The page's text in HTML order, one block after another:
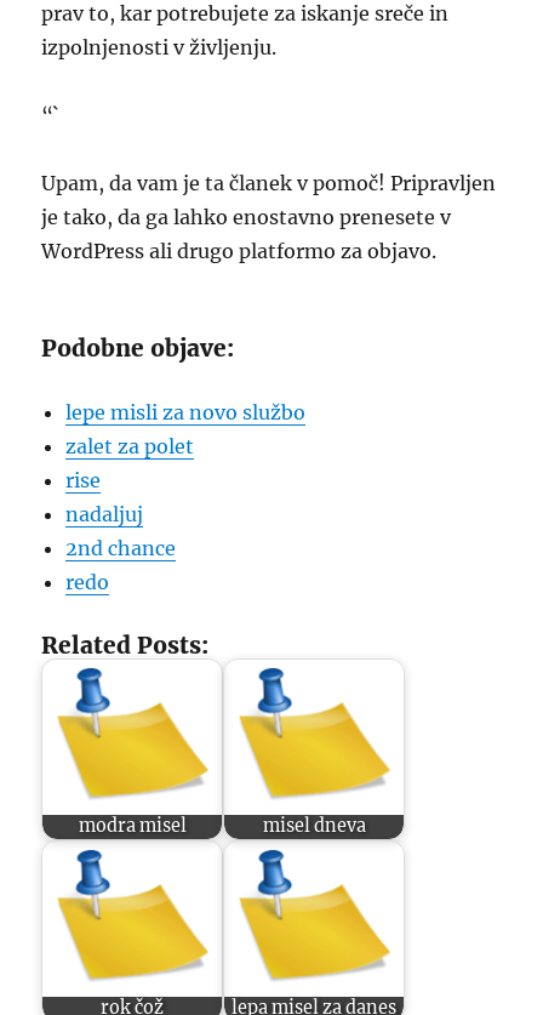
prav to, kar potrebujete za iskanje sreče in
izpolnjenosti v življenju.
“`
Upam, da vam je ta članek v pomoč! Pripravljen
je tako, da ga lahko enostavno prenesete v
WordPress ali drugo platformo za objavo.
Podobne objave:
lepe misli za novo službo
zalet za polet
rise
nadaljuj
2nd chance
redo
Related Posts:
modra misel misel dneva
rok čož lepa misel za danes